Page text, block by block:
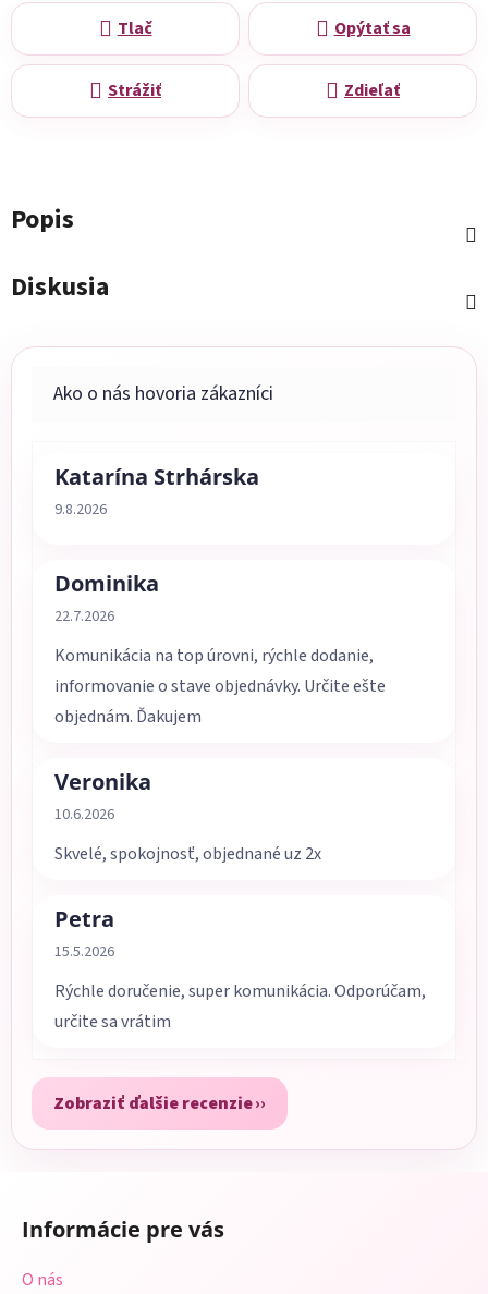
Tlač Opýtať sa
Strážiť Zdieľať
Popis
Diskusia
Katarína Strhárska
Hodnotenie obchodu je 5 z 5 hviezdičiek.
9.8.2026
Dominika
Hodnotenie obchodu je 5 z 5 hviezdičiek.
22.7.2026
Komunikácia na top úrovni, rýchle dodanie,
informovanie o stave objednávky. Určite ešte
objednám. Ďakujem
Veronika
Hodnotenie obchodu je 5 z 5 hviezdičiek.
10.6.2026
Skvelé, spokojnosť, objednané uz 2x
Petra
Hodnotenie obchodu je 5 z 5 hviezdičiek.
15.5.2026
Rýchle doručenie, super komunikácia. Odporúčam,
určite sa vrátim
Zobraziť ďalšie recenzie
Informácie pre vás
O nás